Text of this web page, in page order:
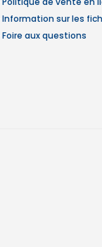
Information sur les
Foire aux questions